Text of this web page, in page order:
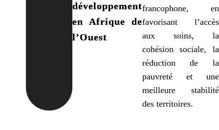
développement
en Afrique de
l’Ouest
francophone, en
favorisant l’accès
aux soins, la
cohésion sociale, la
réduction de la
pauvreté et une
meilleure stabilité
des territoires.